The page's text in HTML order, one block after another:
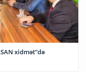
xidmət”də